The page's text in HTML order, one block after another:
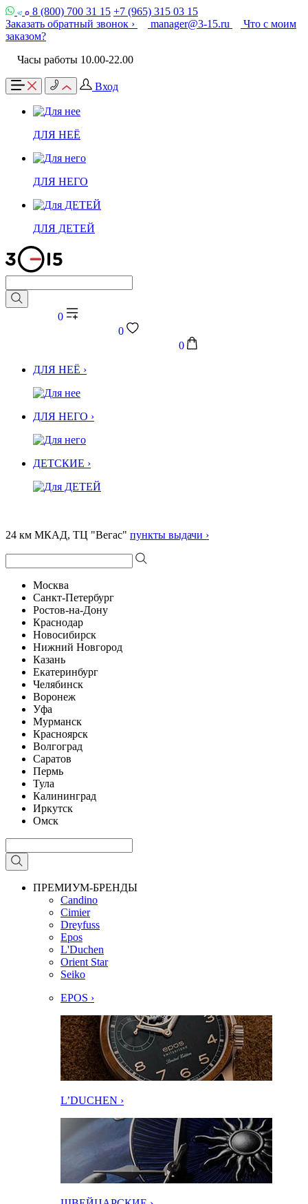
8 (800) 700 31 15 +7 (965) 315 03 15
Заказать обратный звонок ›
manager@3-15.ru
Что с моим
заказом?
Часы работы 10.00-22.00
Вход
ДЛЯ НЕЁ
ДЛЯ НЕГО
ДЛЯ ДЕТЕЙ
0
0
0
ДЛЯ НЕЁ ›
ДЛЯ НЕГО ›
ДЕТСКИЕ ›
24 км МКАД, ТЦ "Вегас" пункты выдачи ›
Москва
Санкт-Петербург
Ростов-на-Дону
Краснодар
Новосибирск
Нижний Новгород
Казань
Екатеринбург
Челябинск
Воронеж
Уфа
Мурманск
Красноярск
Волгоград
Саратов
Пермь
Тула
Калининград
Иркутск
Омск
ПРЕМИУМ-БРЕНДЫ
Candino
Cimier
Dreyfuss
Epos
L'Duchen
Orient Star
Seiko
EPOS ›
L’DUCHEN ›